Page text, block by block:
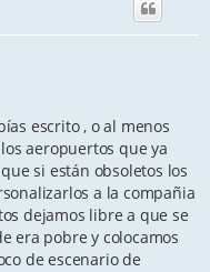
escrito , o al menos
aeropuertos que ya
si están obsoletos los
a la compañia
dejamos libre a que se
era pobre y colocamos
de escenario de